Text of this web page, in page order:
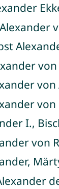
von
I.,
von